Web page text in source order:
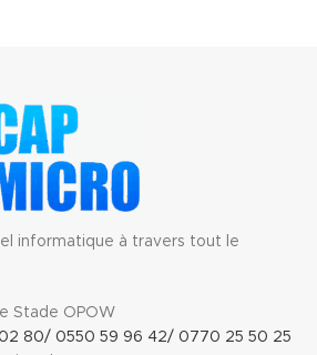
informatique à travers tout le
Stade OPOW
02 80/ 0550 59 96 42/ 0770 25 50 25